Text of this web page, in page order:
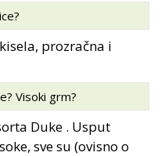
prozračna i
Visoki grm?
Duke . Usput
sve su (ovisno o